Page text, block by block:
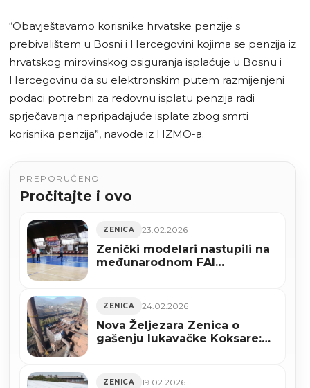
“Obavještavamo korisnike hrvatske penzije s
prebivalištem u Bosni i Hercegovini kojima se penzija iz
hrvatskog mirovinskog osiguranja isplaćuje u Bosnu i
Hercegovinu da su elektronskim putem razmijenjeni
podaci potrebni za redovnu isplatu penzija radi
sprječavanja nepripadajuće isplate zbog smrti
korisnika penzija”, navode iz HZMO-a.
PREPORUČENO
Pročitajte i ovo
ZENICA 23.02.2026
Zenički modelari nastupili na
međunarodnom FAI
ZENICA 24.02.2026
Nova Željezara Zenica o
gašenju lukavačke Koksare:
ZENICA 19.02.2026